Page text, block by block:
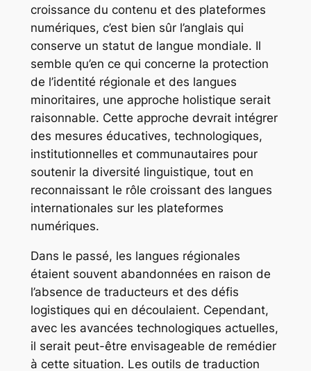
croissance du contenu et des plateformes
numériques, c’est bien sûr l’anglais qui
conserve un statut de langue mondiale. Il
semble qu’en ce qui concerne la protection
de l’identité régionale et des langues
minoritaires, une approche holistique serait
raisonnable. Cette approche devrait intégrer
des mesures éducatives, technologiques,
institutionnelles et communautaires pour
soutenir la diversité linguistique, tout en
reconnaissant le rôle croissant des langues
internationales sur les plateformes
numériques.
Dans le passé, les langues régionales
étaient souvent abandonnées en raison de
l’absence de traducteurs et des défis
logistiques qui en découlaient. Cependant,
avec les avancées technologiques actuelles,
il serait peut-être envisageable de remédier
à cette situation. Les outils de traduction